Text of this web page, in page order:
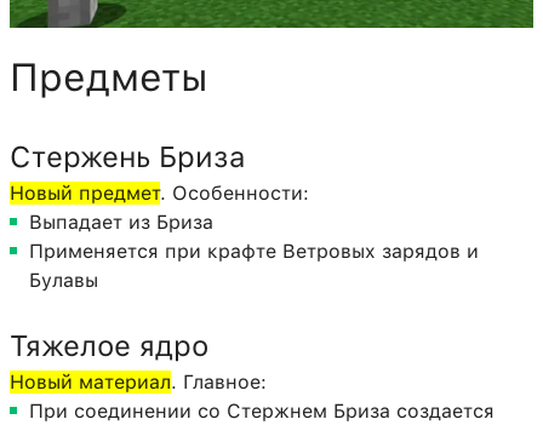
Предметы
Стержень Бриза
Новый предмет. Особенности:
Выпадает из Бриза
Применяется при крафте Ветровых зарядов и
Булавы
Тяжелое ядро
Новый материал. Главное:
При соединении со Стержнем Бриза создается